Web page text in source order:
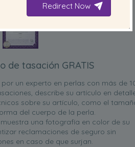
de tasación GRATIS
un experto en perlas con más de
describe su artículo en
sobre su artículo, como el
del cuerpo de la perla.
una fotografía en color de su
reclamaciones de seguro sin
en caso de que surjan.
Redirect Now